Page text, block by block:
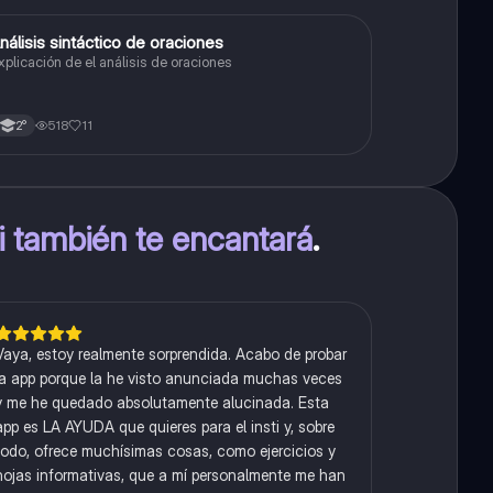
Lenguasintáctico de oraciones
de el análisis de oraciones
2° 518 11
también te encantará.
estoy realmente sorprendida. Acabo de probar
app porque la he visto anunciada muchas veces
me he quedado absolutamente alucinada. Esta
es LA AYUDA que quieres para el insti y, sobre
ofrece muchísimas cosas, como ejercicios y
informativas, que a mí personalmente me han